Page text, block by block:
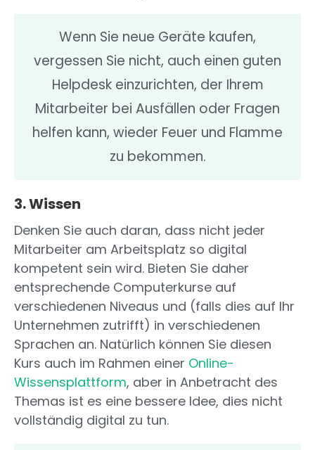
Wenn Sie neue Geräte kaufen,
vergessen Sie nicht, auch einen guten
Helpdesk einzurichten, der Ihrem
Mitarbeiter bei Ausfällen oder Fragen
helfen kann, wieder Feuer und Flamme
zu bekommen.
3. Wissen
Denken Sie auch daran, dass nicht jeder
Mitarbeiter am Arbeitsplatz so digital
kompetent sein wird. Bieten Sie daher
entsprechende Computerkurse auf
verschiedenen Niveaus und (falls dies auf Ihr
Unternehmen zutrifft) in verschiedenen
Sprachen an. Natürlich können Sie diesen
Kurs auch im Rahmen einer Online-
Wissensplattform, aber in Anbetracht des
Themas ist es eine bessere Idee, dies nicht
vollständig digital zu tun.